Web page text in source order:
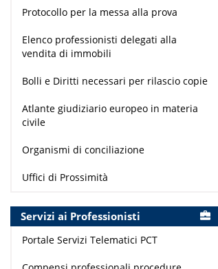
Protocollo per la messa alla prova
Elenco professionisti delegati alla
vendita di immobili
Bolli e Diritti necessari per rilascio copie
Atlante giudiziario europeo in materia
civile
Organismi di conciliazione
Uffici di Prossimità
Servizi ai Professionisti
Portale Servizi Telematici PCT